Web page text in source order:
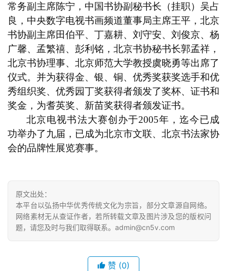
常务副主席陈宁，中国书协副秘书长（挂职）吴占
良，中央数字电视书画频道董事局主席王平， 北京
书协副主席田伯平、丁嘉耕、刘守安、刘俊京、杨
广馨、孟繁禧、彭利铭，北京书协秘书长郭孟祥，
北京书协理事、北京师范大学教授虞晓勇等出席了
仪式。并为获得金、银、铜、优秀奖获奖选手和优
秀组织奖、优秀园丁奖获得者颁发了奖杯、证书和
奖金，为耆英奖、新苗奖获得者颁发证书。
北京电视书法大赛创办于2005年，迄今已成
功举办了九届，已成为北京市文联、北京书法家协
会的品牌性展览赛事。
原文出处：
本平台以弘扬中华优秀传统文化为宗旨，部分文章源自网络。
网络素材无从查证作者，若所转载文章及图片涉及您的版权问
题，请您及时与我们取得联系。admin@cn5v.com
赞 (0)